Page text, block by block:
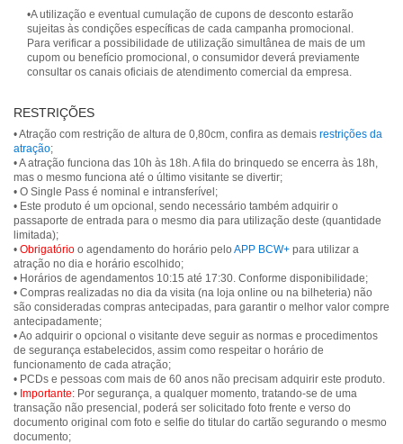
•A utilização e eventual cumulação de cupons de desconto estarão
sujeitas às condições específicas de cada campanha promocional.
Para verificar a possibilidade de utilização simultânea de mais de um
cupom ou benefício promocional, o consumidor deverá previamente
consultar os canais oficiais de atendimento comercial da empresa.
RESTRIÇÕES
• Atração com restrição de altura de 0,80cm, confira as demais restrições da
atração;
• A atração funciona das 10h às 18h. A fila do brinquedo se encerra às 18h,
mas o mesmo funciona até o último visitante se divertir;
• O Single Pass é nominal e intransferível;
• Este produto é um opcional, sendo necessário também adquirir o
passaporte de entrada para o mesmo dia para utilização deste (quantidade
limitada);
• Obrigatório o agendamento do horário pelo APP BCW+ para utilizar a
atração no dia e horário escolhido;
• Horários de agendamentos 10:15 até 17:30. Conforme disponibilidade;
• Compras realizadas no dia da visita (na loja online ou na bilheteria) não
são consideradas compras antecipadas, para garantir o melhor valor compre
antecipadamente;
• Ao adquirir o opcional o visitante deve seguir as normas e procedimentos
de segurança estabelecidos, assim como respeitar o horário de
funcionamento de cada atração;
• PCDs e pessoas com mais de 60 anos não precisam adquirir este produto.
• Importante: Por segurança, a qualquer momento, tratando-se de uma
transação não presencial, poderá ser solicitado foto frente e verso do
documento original com foto e selfie do titular do cartão segurando o mesmo
documento;